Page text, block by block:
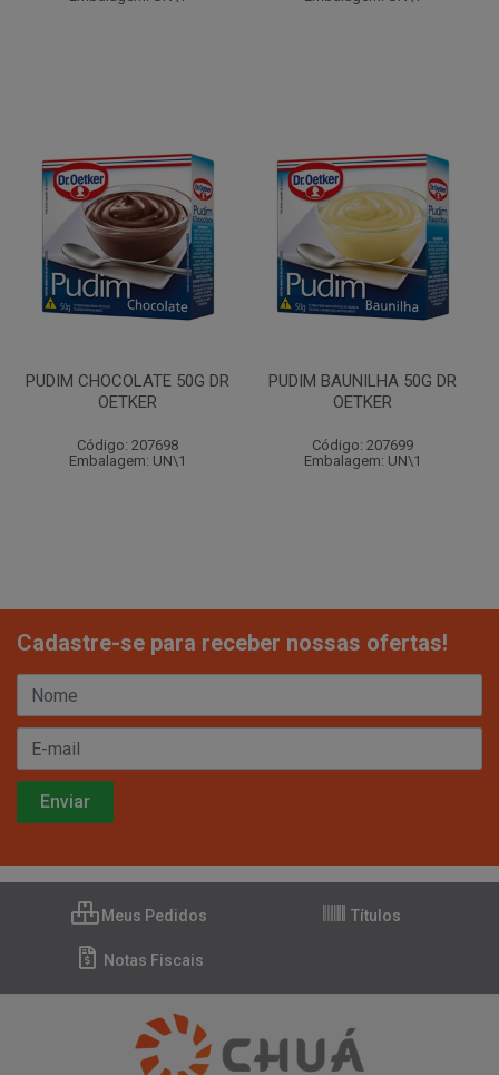
PUDIM CHOCOLATE 50G DR
OETKER
Código: 207698
Embalagem: UN\1
PUDIM BAUNILHA 50G DR
OETKER
Código: 207699
Embalagem: UN\1
Cadastre-se para receber nossas ofertas!
Meus Pedidos Títulos
Notas Fiscais